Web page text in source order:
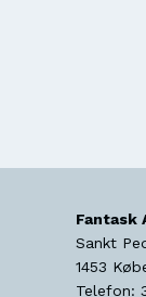
Fantask
Sankt
1453
Telefon: